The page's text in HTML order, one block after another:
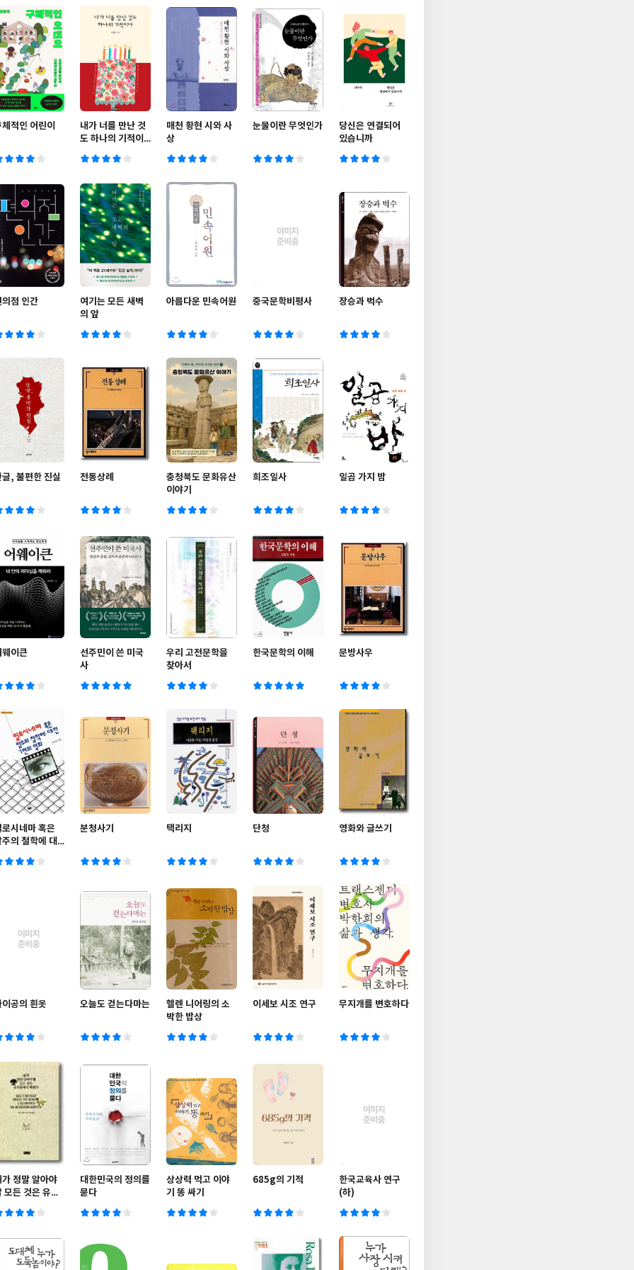
적인 어린이
내가 너를 만난 것
도 하나의 기적이
매천 황현 시와 사
상
눈물이란 무엇인가
당신은 연결되어
있습니까
의점 인간
여기는 모든 새벽
의 앞
아름다운 민속어원 중국문학비평사 장승과 벅수
글, 불편한 진실 전통상례
충청북도 문화유산
이야기
희조일사 일곱 가지 밤
웨이큰
선주민이 쓴 미국
사
우리 고전문학을
찾아서
한국문학의 이해 문방사우
로시네마 혹은
주의 철학에 대
분청사기 택리지 단청 영화와 글쓰기
이공의 흰옷 오늘도 걷는다마는
헬렌 니어링의 소
박한 밥상
이세보 시조 연구 무지개를 변호하다
가 정말 알아야
모든 것은 유치
대한민국의 정의를
묻다
상상력 먹고 이야
기 똥 싸기
685g의 기적
한국교육사 연구
(하)